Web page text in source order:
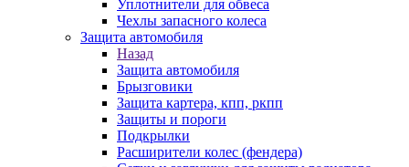
Уплотнители для обвеса
Чехлы запасного колеса
Защита автомобиля
Назад
Защита автомобиля
Брызговики
Защита картера, кпп, ркпп
Защиты и пороги
Подкрылки
Расширители колес (фендера)